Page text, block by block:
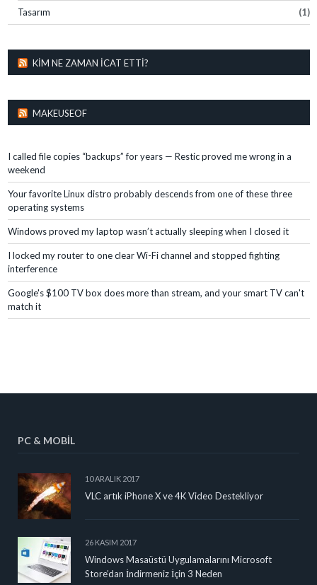
Tasarım (1)
KIM NE ZAMAN İCAT ETTI?
MAKEUSEOF
I called file copies “backups” for years — Restic proved me wrong in a
weekend
Your favorite Linux distro probably descends from one of these three
operating systems
Windows proved my laptop wasn’t actually sleeping when I closed it
I locked my router to one clear Wi-Fi channel and stopped fighting
interference
Google's $100 TV box does more than stream, and your smart TV can't
match it
PC & MOBIL
10 ARALIK 2017
VLC artık iPhone X ve 4K Video Destekliyor
26 KASIM 2017
Windows Masaüstü Uygulamalarını Microsoft
Store’dan İndirmeniz İçin 3 Neden